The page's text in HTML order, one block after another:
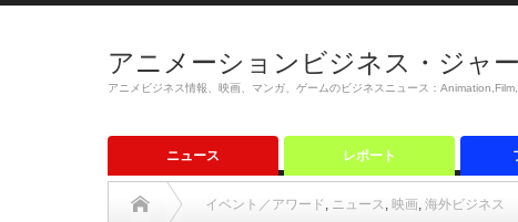
アニメーションビジネス・ジャ
アニメビジネス情報、映画、マンガ、ゲームのビジネスニュース：
ニュース レポート
イベント／アワード , ニュース, 映画, 海外ビジネス